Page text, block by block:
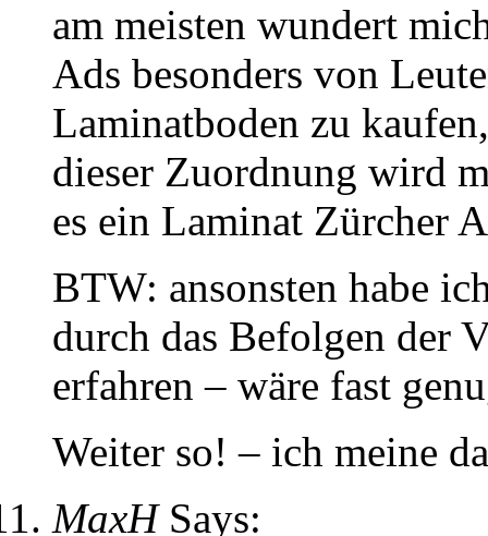
am meisten wundert
Ads besonders von
Laminatboden zu
dieser Zuordnung wird
es ein Laminat Zürcher
BTW: ansonsten habe
durch das Befolgen der
erfahren – wäre fast
Weiter so! – ich meine
MaxHSays: